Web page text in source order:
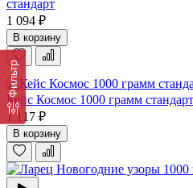
стандарт
1 094 ₽
В корзину
Кейс Космос 1000 грамм стандарт
1 117 ₽
В корзину
Фильтр